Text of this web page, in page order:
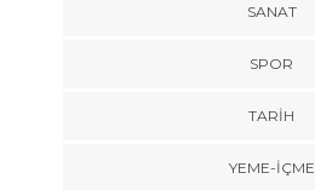
SANAT
SPOR
TARİH
YEME-İÇME